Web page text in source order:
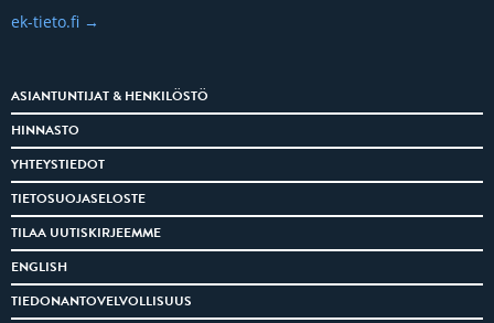
ek-tieto.fi
ASIANTUNTIJAT & HENKILÖSTÖ
HINNASTO
YHTEYSTIEDOT
TIETOSUOJASELOSTE
TILAA UUTISKIRJEEMME
ENGLISH
TIEDONANTOVELVOLLISUUS